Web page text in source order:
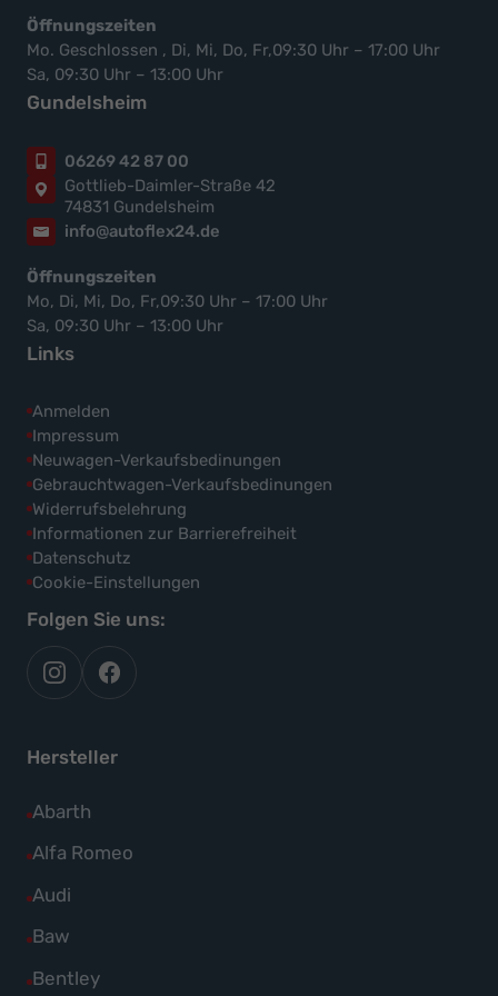
Öffnungszeiten
Mo. Geschlossen , Di, Mi, Do, Fr,09:30 Uhr – 17:00 Uhr
Sa, 09:30 Uhr – 13:00 Uhr
Gundelsheim
06269 42 87 00
Gottlieb-Daimler-Straße 42
74831 Gundelsheim
info@autoflex24.de
Öffnungszeiten
Mo, Di, Mi, Do, Fr,09:30 Uhr – 17:00 Uhr
Sa, 09:30 Uhr – 13:00 Uhr
Links
Anmelden
Impressum
Neuwagen-Verkaufsbedinungen
Gebrauchtwagen-Verkaufsbedinungen
Widerrufsbelehrung
Informationen zur Barrierefreiheit
Datenschutz
Cookie-Einstellungen
Folgen Sie uns:
autoflex
auf
autoflex24
auf
Hersteller
Abarth
Alle
Fahrzeuge
Abarth
anzeigen
Alfa Romeo
Alle
Fahrzeuge
Alfa
Romeo
Audi
Alle
Fahrzeuge
Audi
Baw
Alle
Fahrzeuge
Bentley
Alle